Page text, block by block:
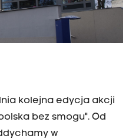
kolejna edycja akcji
bez smogu". Od
w